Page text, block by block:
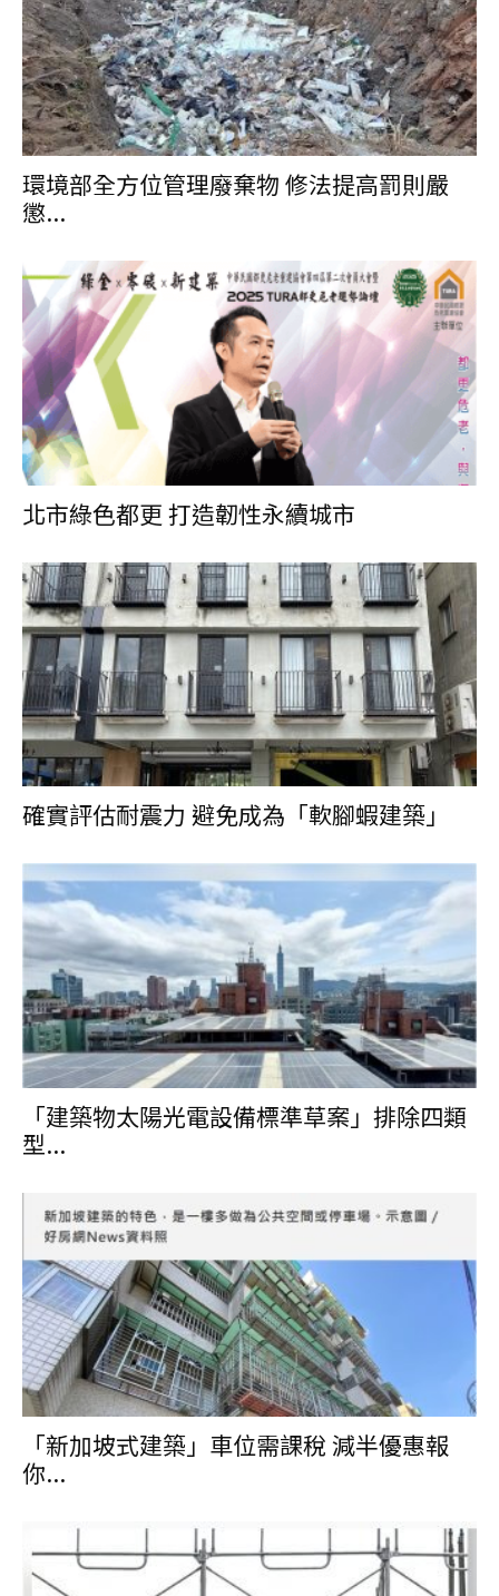
環境部全方位管理廢棄物 修法提高罰則嚴
懲...
北市綠色都更 打造韌性永續城市
確實評估耐震力 避免成為「軟腳蝦建築」
「建築物太陽光電設備標準草案」排除四類
型...
「新加坡式建築」車位需課稅 減半優惠報
你...